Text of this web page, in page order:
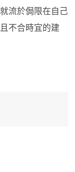
流於侷限在自己
不合時宜的建